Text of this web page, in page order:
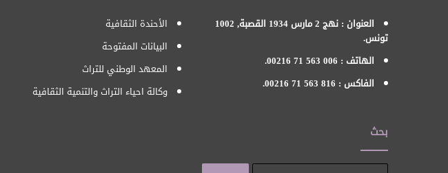
العنوان : نهج 2 مارس 1934 القصبة, 1002
تونس.
الهاتف : 006 563 71 00216.
الفاكس : 816 563 71 00216.
بحث
الأحندة الثقافية
البيانات المفتوحة
المعهد الوطني للتراث
وكالة احياء التراث والتنمية الثقافية